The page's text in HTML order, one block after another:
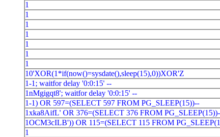
1
1
1
1
1
1
1
10'XOR(1*if(now()=sysdate(),sleep(15),0))XOR'Z
1-1; waitfor delay '0:0:15' --
1nMgigqt8'; waitfor delay '0:0:15' --
1-1) OR 597=(SELECT 597 FROM PG_SLEEP(15))--
1xka8AifL' OR 376=(SELECT 376 FROM
1OCM3cILB')) OR 115=(SELECT 115 FROM
1